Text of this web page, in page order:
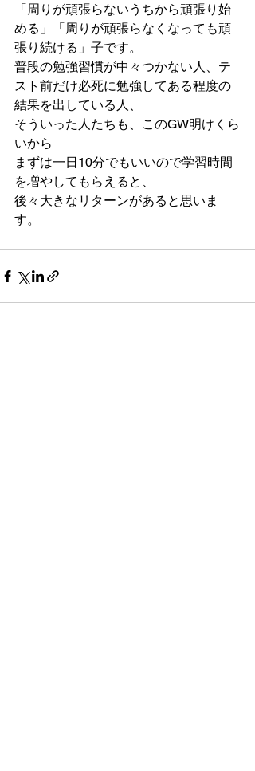
「周りが頑張らないうちから頑張り始
める」「周りが頑張らなくなっても頑
張り続ける」子です。
普段の勉強習慣が中々つかない人、テ
スト前だけ必死に勉強してある程度の
結果を出している人、
そういった人たちも、このGW明けくら
いから
まずは一日10分でもいいので学習時間
を増やしてもらえると、
後々大きなリターンがあると思いま
す。